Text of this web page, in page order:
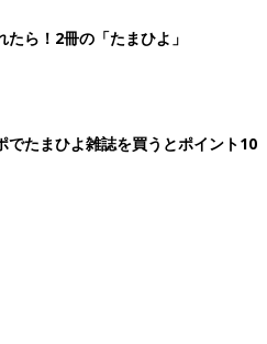
ら！2冊の「たまひよ」
でたまひよ雑誌を買うとポイント10